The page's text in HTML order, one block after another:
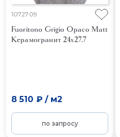
1072709
Fuoritono Grigio Opaco Matt
Керамогранит 24x27.7
8 510 ₽/ м2
по запросу